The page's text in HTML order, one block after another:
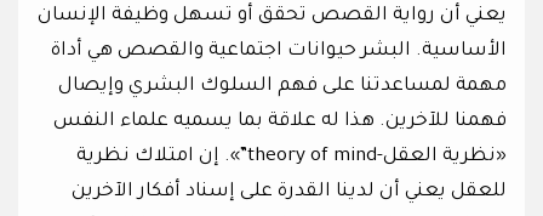
يعني أن رواية القصص تحقق أو تسهل وظيفة الإنسان
الأساسية. البشر حيوانات اجتماعية والقصص هي أداة
مهمة لمساعدتنا على فهم السلوك البشري وإيصال
فهمنا للآخرين. هذا له علاقة بما يسميه علماء النفس
«نظرية العقل-theory of mind”». إن امتلاك نظرية
للعقل يعني أن لدينا القدرة على إسناد أفكار الآخرين